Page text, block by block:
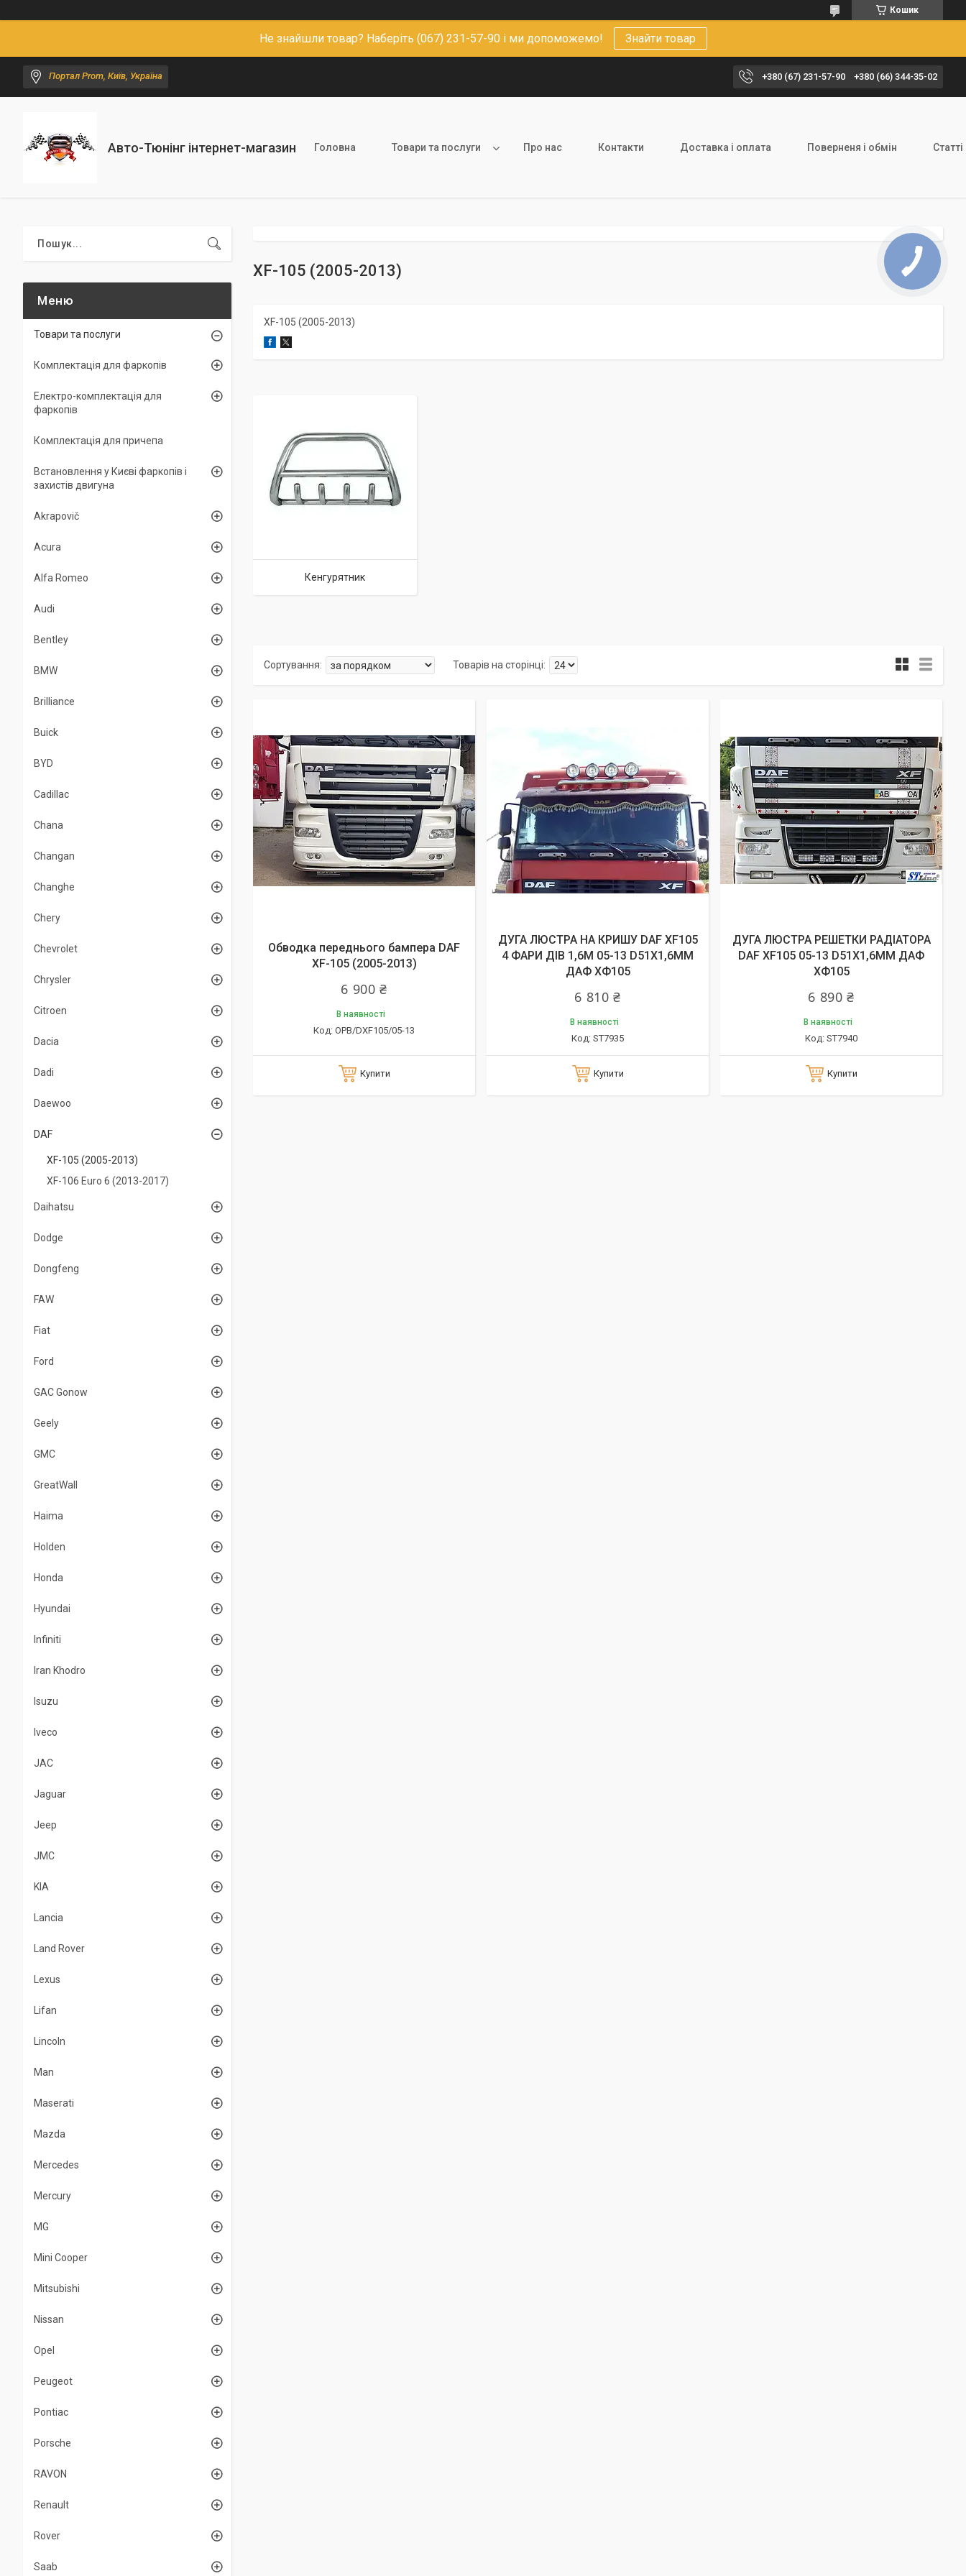
Кошик
Не знайшли товар? Наберіть (067) 231-57-90 і ми допоможемо! Знайти товар
Портал Prom, Київ, Україна +380 (67) 231-57-90 +380 (66) 344-35-02
Авто-Тюнінг інтернет-магазин Головна Товари та послуги Про нас Контакти Доставка і оплата Поверненя і обмін Статті
XF-105 (2005-2013)
XF-105 (2005-2013)
Кенгурятник
Обводка переднього бампера DAF
XF-105 (2005-2013)
6 900 ₴
В наявності
OPB/DXF105/05-13
Купити
ДУГА ЛЮСТРА НА КРИШУ DAF XF105
4 ФАРИ ДІВ 1,6М 05-13 D51Х1,6ММ
ДАФ ХФ105
6 810 ₴
В наявності
ST7935
Купити
ДУГА ЛЮСТРА РЕШЕТКИ РАДІАТОРА
DAF XF105 05-13 D51Х1,6ММ ДАФ
ХФ105
6 890 ₴
В наявності
ST7940
Купити
Товари та послуги
Комплектація для фаркопів
Електро-комплектація для
фаркопів
Комплектація для причепа
Встановлення у Києві фаркопів і
захистів двигуна
Akrapovič
Acura
Alfa Romeo
Audi
Bentley
BMW
Brilliance
Buick
BYD
Cadillac
Chana
Changan
Changhe
Chery
Chevrolet
Chrysler
Citroen
Dacia
Dadi
Daewoo
DAF
XF-105 (2005-2013)
XF-106 Euro 6 (2013-2017)
Daihatsu
Dodge
Dongfeng
FAW
Fiat
Ford
GAC Gonow
Geely
GMC
GreatWall
Haima
Holden
Honda
Hyundai
Infiniti
Iran Khodro
Isuzu
Iveco
JAC
Jaguar
Jeep
JMC
KIA
Lancia
Land Rover
Lexus
Lifan
Lincoln
Man
Maserati
Mazda
Mercedes
Mercury
MG
Mini Cooper
Mitsubishi
Nissan
Opel
Peugeot
Pontiac
Porsche
RAVON
Renault
Rover
Saab